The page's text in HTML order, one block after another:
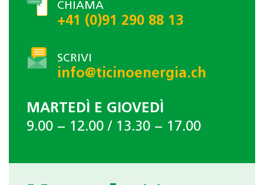
CHIAMA
+41 (0)91 290 88 13
SCRIVI
info@ticinoenergia.ch
MARTEDÌ E GIOVEDÌ
9.00 − 12.00 / 13.30 − 17.00